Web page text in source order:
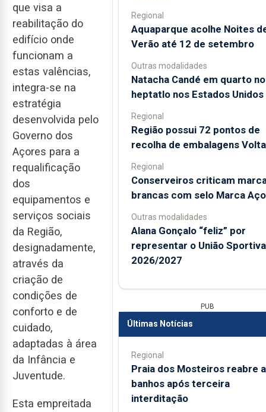
que visa a
reabilitação do
edifício onde
funcionam a
estas valências,
integra-se na
estratégia
desenvolvida pelo
Governo dos
Açores para a
requalificação
dos
equipamentos e
serviços sociais
da Região,
designadamente,
através da
criação de
condições de
conforto e de
cuidado,
adaptadas à área
da Infância e
Juventude.
Esta empreitada
Regional
Aquaparque acolhe Noites
Verão até 12 de setembro
Outras modalidades
Natacha Candé em quarto no
heptatlo nos Estados Unidos
Regional
Região possui 72 pontos de
recolha de embalagens Volta
Regional
Conserveiros criticam
brancas com selo Marca
Outras modalidades
Alana Gonçalo “feliz” por
representar o União
2026/2027
PUB
Últimas Notícias
Regional
Praia dos Mosteiros reabre a
banhos após terceira
interditação